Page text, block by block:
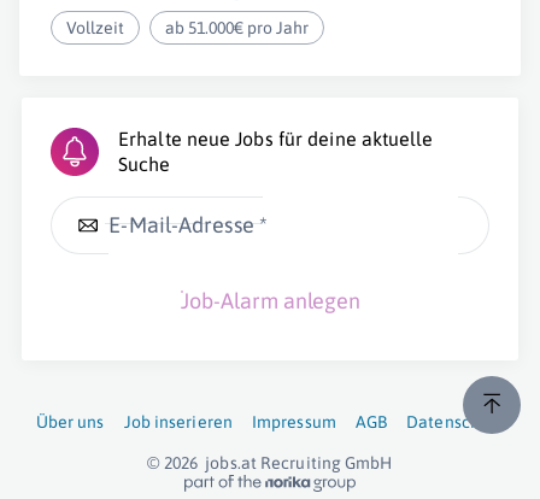
Vollzeit ab 51.000€ pro Jahr
Erhalte neue Jobs für deine aktuelle
Suche
E-Mail-Adresse *
Job-Alarm anlegen
Über uns Job inserieren Impressum AGB Datenschutz
© 2026 jobs.at Recruiting GmbH